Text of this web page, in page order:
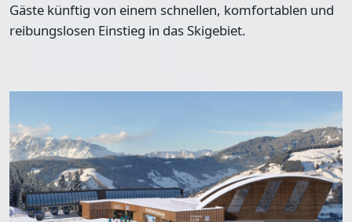
Gäste künftig von einem schnellen, komfortablen und
reibungslosen Einstieg in das Skigebiet.